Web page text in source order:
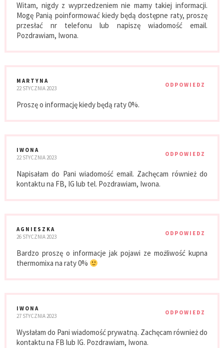
Witam, nigdy z wyprzedzeniem nie mamy takiej informacji.
Mogę Panią poinformować kiedy będą dostępne raty, proszę
przesłać nr telefonu lub napiszę wiadomość email.
Pozdrawiam, Iwona.
MARTYNA
22 STYCZNIA 2023
ODPOWIEDZ
Proszę o informację kiedy będą raty 0%.
IWONA
22 STYCZNIA 2023
ODPOWIEDZ
Napisałam do Pani wiadomość email. Zachęcam również do
kontaktu na FB, IG lub tel. Pozdrawiam, Iwona.
AGNIESZKA
26 STYCZNIA 2023
ODPOWIEDZ
Bardzo proszę o informacje jak pojawi ze możliwość kupna
thermomixa na raty 0%
IWONA
27 STYCZNIA 2023
ODPOWIEDZ
Wysłałam do Pani wiadomość prywatną. Zachęcam również do
kontaktu na FB lub IG. Pozdrawiam, Iwona.